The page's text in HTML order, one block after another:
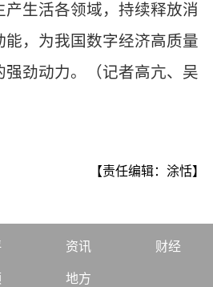
生活各领域，持续释放消
能，为我国数字经济高质量
强劲动力。（记者高亢、吴
【责任编辑：涂恬】
资讯 财经
地方